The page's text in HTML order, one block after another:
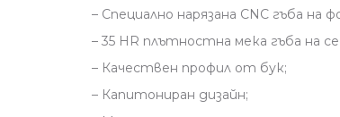
– Специално нарязана CNC гъба на
– 35 HR плътностна мека гъба на
– Качествен профил от бук;
– Капитониран дизайн;